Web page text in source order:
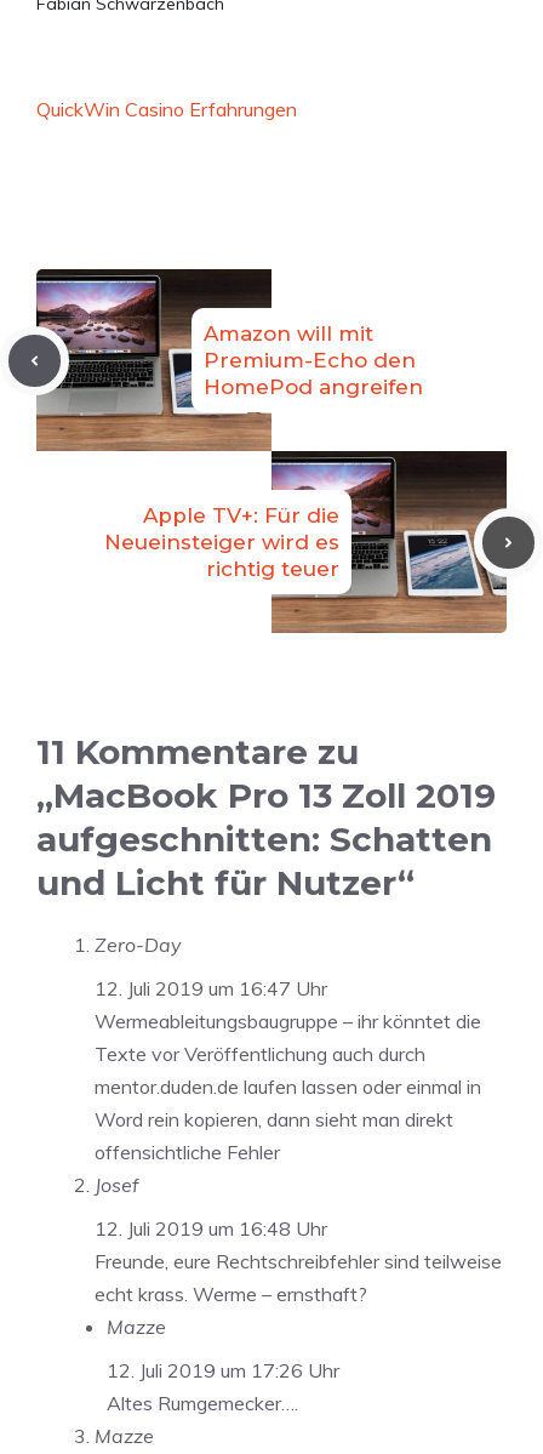
QuickWin Casino Erfahrungen
Amazon will mit
Premium-Echo den
HomePod angreifen
Apple TV+: Für die
Neueinsteiger wird es
richtig teuer
11 Kommentare zu
„MacBook Pro 13 Zoll 2019
aufgeschnitten: Schatten
und Licht für Nutzer“
Zero-Day
12. Juli 2019 um 16:47 Uhr
Wermeableitungsbaugruppe – ihr könntet die
Texte vor Veröffentlichung auch durch
mentor.duden.de laufen lassen oder einmal in
Word rein kopieren, dann sieht man direkt
offensichtliche Fehler
Josef
12. Juli 2019 um 16:48 Uhr
Freunde, eure Rechtschreibfehler sind teilweise
echt krass. Werme – ernsthaft?
Mazze
12. Juli 2019 um 17:26 Uhr
Altes Rumgemecker….
Mazze